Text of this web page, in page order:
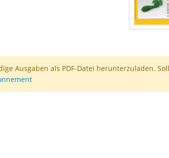
Ausgaben als PDF-Datei herunterzuladen.